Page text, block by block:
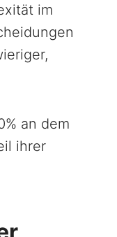
im
an dem
ihrer